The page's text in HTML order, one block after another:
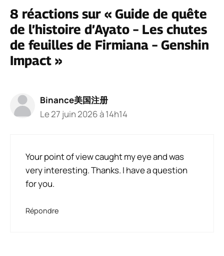
8 réactions sur « Guide de quête
de l’histoire d’Ayato – Les chutes
de feuilles de Firmiana – Genshin
Impact »
Binance美国注册
Le 27 juin 2026 à 14h14
Your point of view caught my eye and was
very interesting. Thanks. I have a question
for you.
Répondre